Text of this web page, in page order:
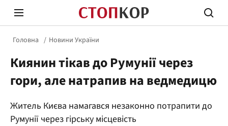
Стоп Політичній Корупції
Головна Новини України
Киянин тікав до Румунії через
гори, але натрапив на ведмедицю
Житель Києва намагався незаконно потрапити до
Румунії через гірську місцевість